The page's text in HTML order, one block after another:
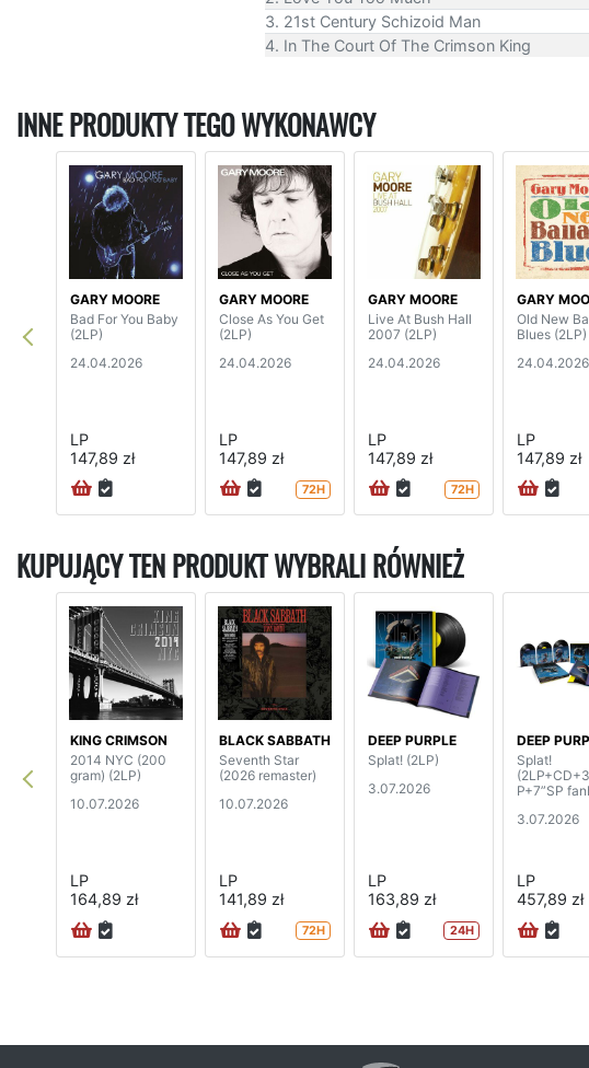
3. 21st Century Schizoid Man
4. In The Court Of The Crimson King
INNE PRODUKTY TEGO WYKONAWCY
GARY MOORE
Bad For You Baby
(2LP)
24.04.2026
LP
147,89 zł
GARY MOORE
Close As You Get
(2LP)
24.04.2026
LP
147,89 zł
72H
GARY MOORE
Live At Bush Hall
2007 (2LP)
24.04.2026
LP
147,89 zł
72H
GARY
Old New
Blues (2LP)
24.04.2026
LP
147,89 zł
KUPUJĄCY TEN PRODUKT WYBRALI RÓWNIEŻ
KING CRIMSON
2014 NYC (200
gram) (2LP)
10.07.2026
LP
164,89 zł
BLACK SABBATH
Seventh Star
(2026 remaster)
10.07.2026
LP
141,89 zł
72H
DEEP PURPLE
Splat! (2LP)
3.07.2026
LP
163,89 zł
24H
DEEP
Splat!
P+7”SP
3.07.2026
LP
457,89 zł